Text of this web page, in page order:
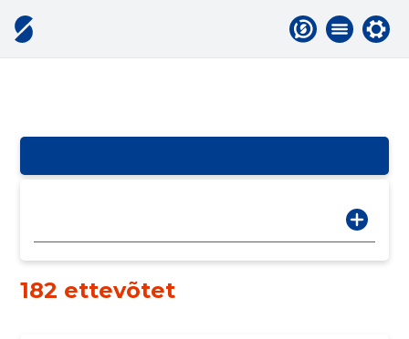
182 ettevõtet